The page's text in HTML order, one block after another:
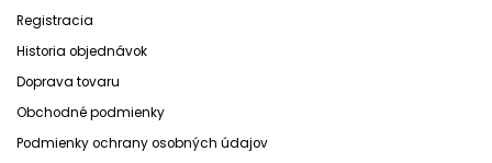
Registracia
Historia objednávok
Doprava tovaru
Obchodné podmienky
Podmienky ochrany osobných údajov